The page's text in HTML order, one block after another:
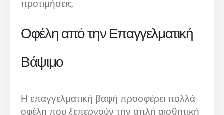
προτιμήσεις.
Οφέλη από την Επαγγελματική
Βάψιμο
Η επαγγελματική βαφή προσφέρει πολλά
οφέλη που ξεπερνούν την απλή αισθητική